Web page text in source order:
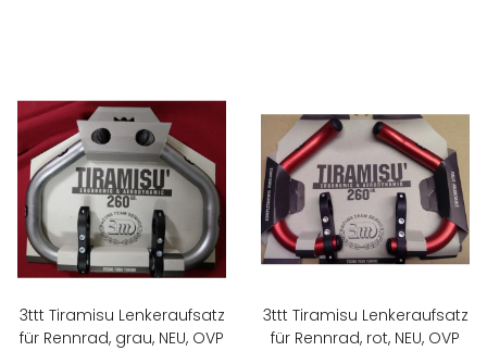
3ttt Tiramisu Lenkeraufsatz
für Rennrad, grau, NEU, OVP
3ttt Tiramisu Lenkeraufsatz
für Rennrad, rot, NEU, OVP